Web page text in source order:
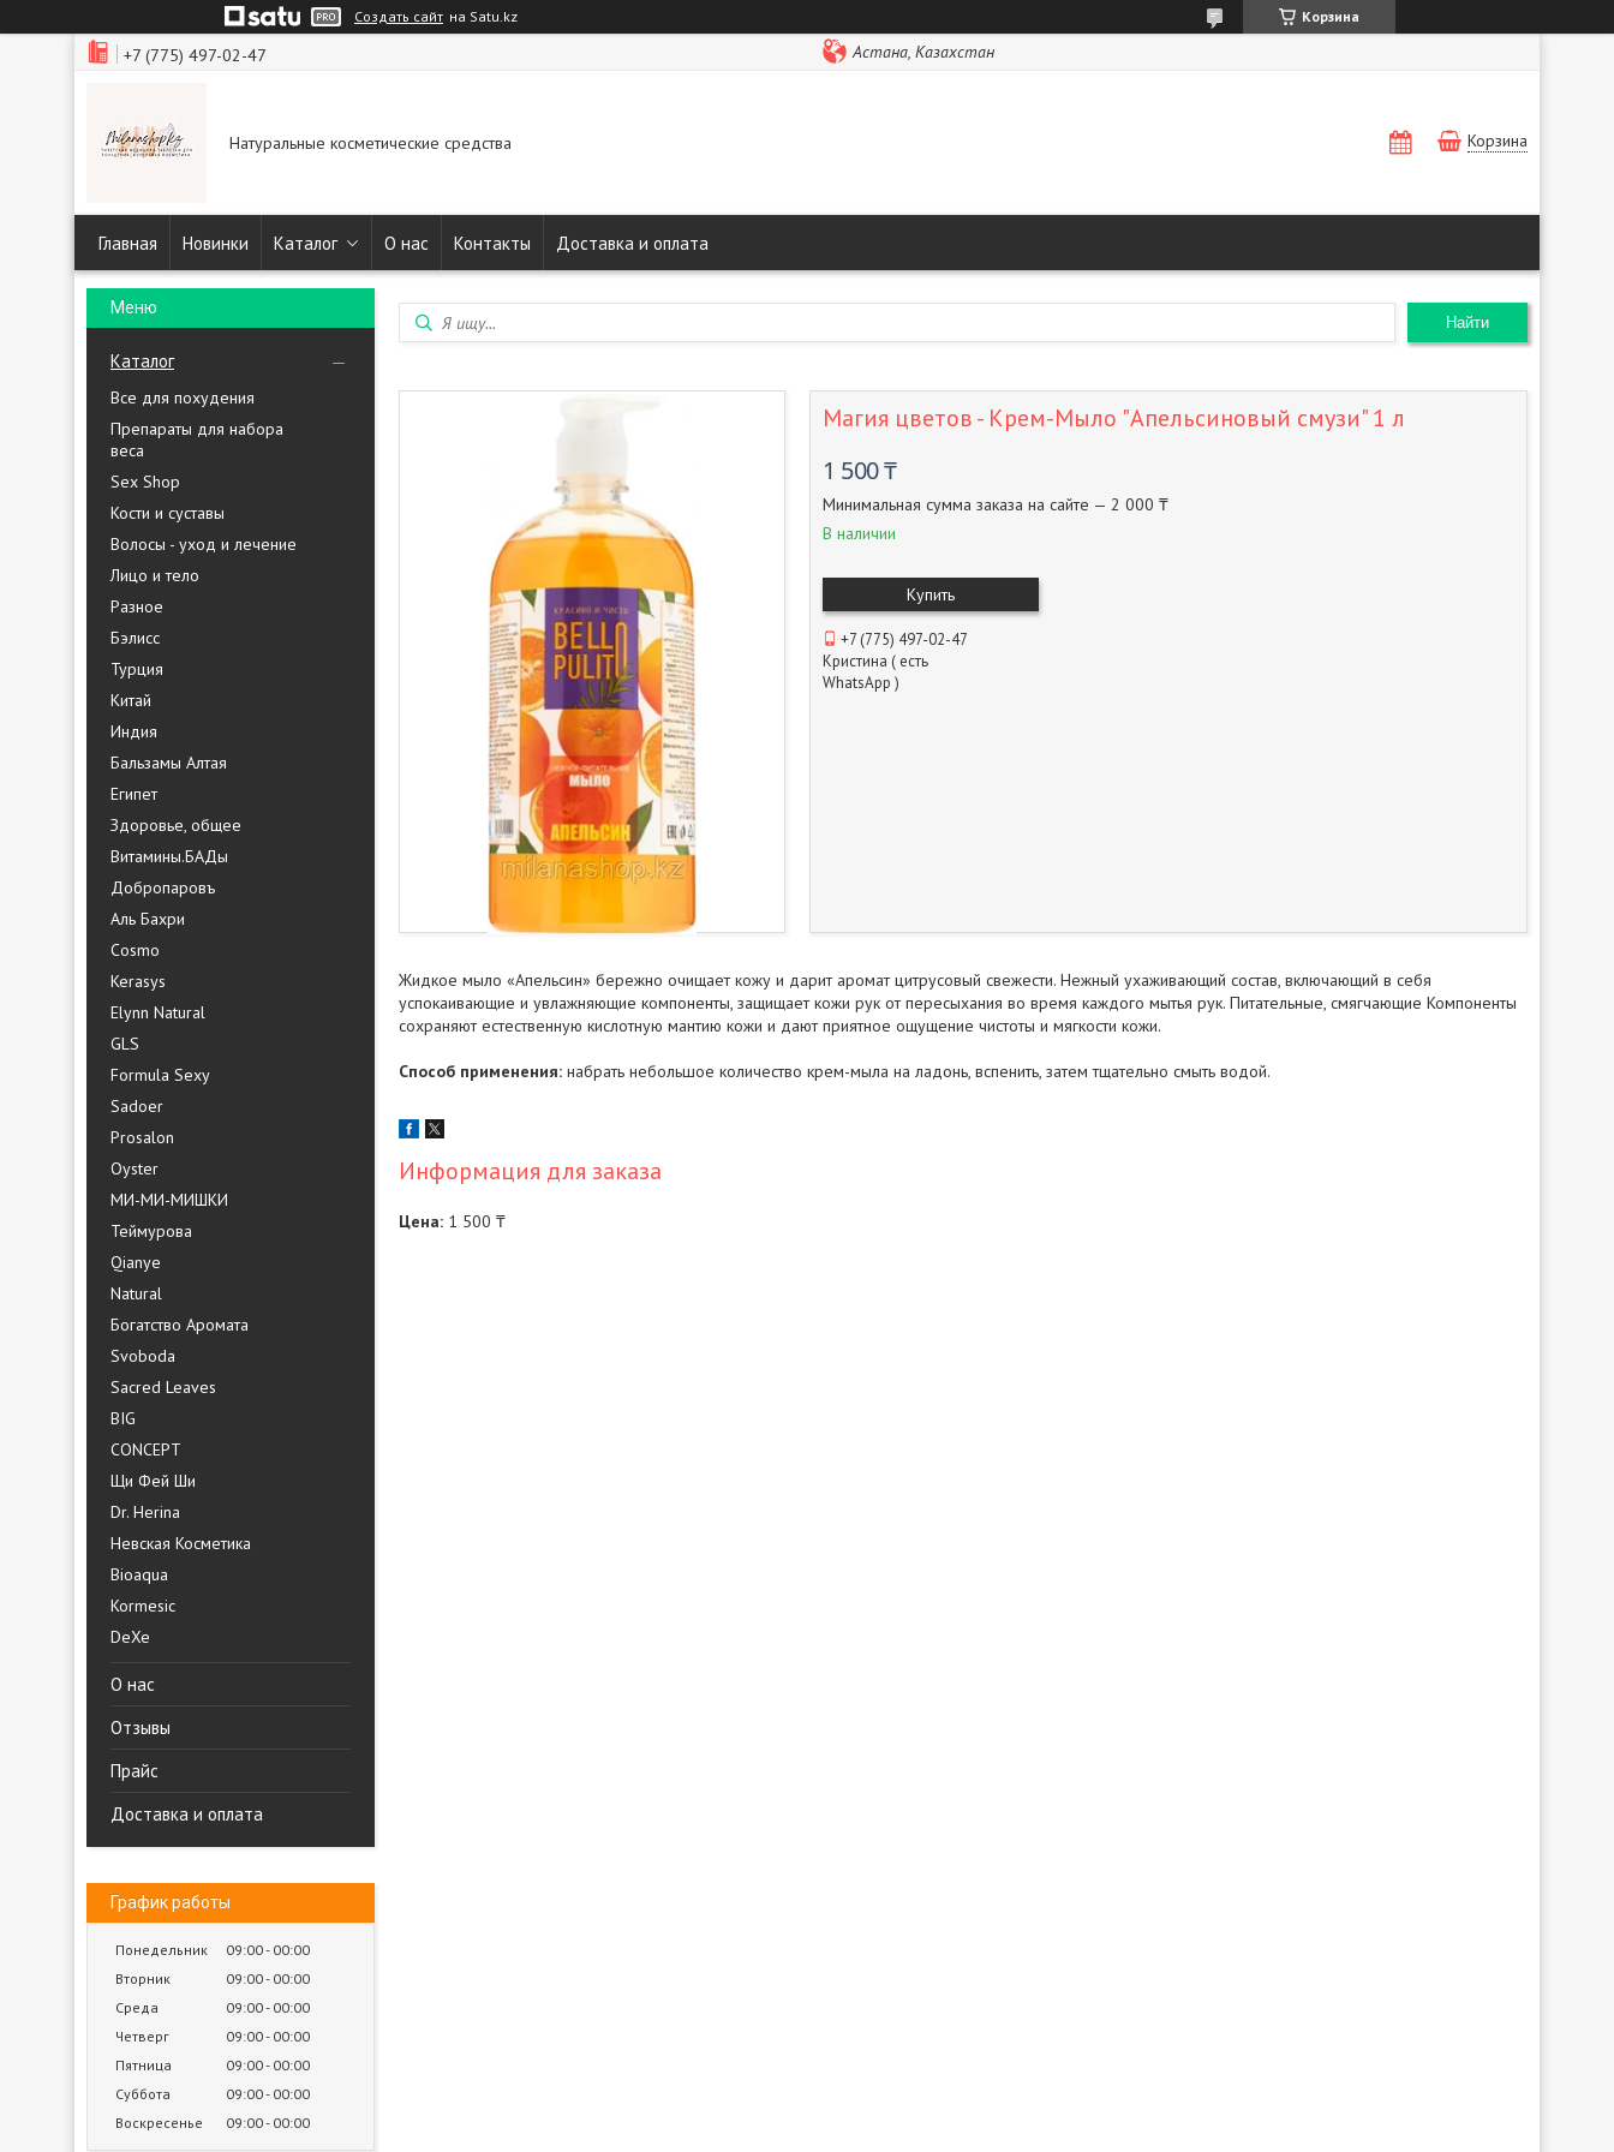
Создать сайт на Satu.kz Корзина
+7 (775) 497-02-47 Астана, Казахстан
Натуральные косметические средства Корзина
Главная Новинки Каталог О нас Контакты Доставка и оплата
Каталог
Все для похудения
Препараты для набора
веса
Sex Shop
Кости и суставы
Волосы - уход и лечение
Лицо и тело
Разное
Бэлисс
Турция
Китай
Индия
Бальзамы Алтая
Египет
Здоровье, общее
Витамины.БАДы
Добропаровъ
Аль Бахри
Cosmo
Kerasys
Elynn Natural
GLS
Formula Sexy
Sadoer
Prosalon
Oyster
МИ-МИ-МИШКИ
Теймурова
Qianye
Natural
Богатство Аромата
Svoboda
Sacred Leaves
BIG
CONCEPT
Щи Фей Ши
Dr. Herina
Невская Косметика
Bioaqua
Kormesic
DeXe
О нас
Отзывы
Прайс
Доставка и оплата
График работы
Понедельник 09:00 00:00
Вторник
09:00 00:00
Среда
09:00 00:00
Четверг
09:00 00:00
Пятница
09:00 00:00
Суббота
09:00 00:00
Воскресенье
09:00 00:00
Найти
Магия цветов - Крем-Мыло "Апельсиновый смузи" 1 л
1 500 ₸
Минимальная сумма заказа на сайте — 2 000 ₸
В наличии
Купить
+7 (775) 497-02-47
Кристина ( есть
WhatsApp )
Жидкое мыло «Апельсин» бережно очищает кожу и дарит аромат цитрусовый свежести. Нежный ухаживающий состав, включающий в себя
успокаивающие и увлажняющие компоненты, защищает кожи рук от пересыхания во время каждого мытья рук. Питательные, смягчающие Компоненты
сохраняют естественную кислотную мантию кожи и дают приятное ощущение чистоты и мягкости кожи.
Способ применения: набрать небольшое количество крем-мыла на ладонь, вспенить, затем тщательно смыть водой.
Информация для заказа
Цена: 1 500 ₸